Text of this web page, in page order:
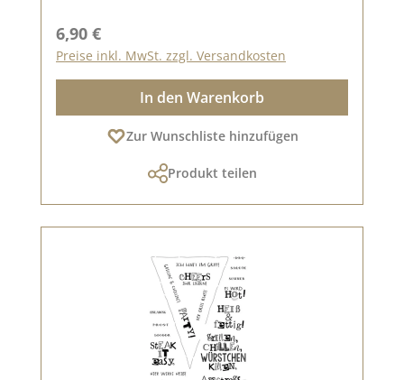
Regulärer Preis:
6,90 €
Preise inkl. MwSt. zzgl. Versandkosten
In den Warenkorb
Zur Wunschliste hinzufügen
Produkt teilen